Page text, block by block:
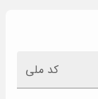
کد ملی